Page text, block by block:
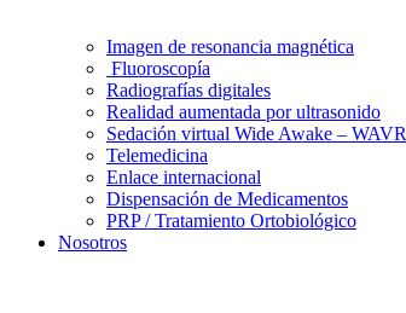
Imagen de resonancia magnética
Fluoroscopía
Radiografías digitales
Realidad aumentada por ultrasonido
Sedación virtual Wide Awake – WAVR
Telemedicina
Enlace internacional
Dispensación de Medicamentos
PRP / Tratamiento Ortobiológico
Nosotros